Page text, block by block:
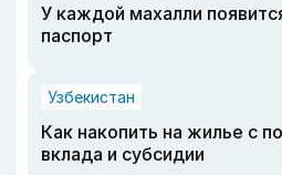
У каждой махалли
паспорт
Узбекистан
Как накопить на жилье с
вклада и субсидии